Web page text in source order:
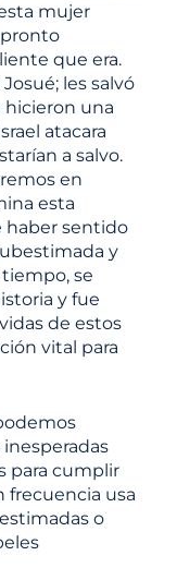
mujer
que era.
les salvó
hicieron una
atacara
a salvo.
en
esta
haber sentido
y
se
y fue
de estos
vital para
para cumplir
frecuencia usa
o